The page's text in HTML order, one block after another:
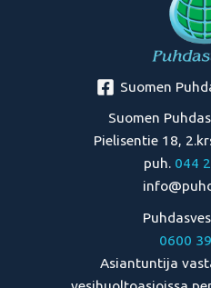
Suomen
Suomen
Pielisentie 18,
puh. 044
0600
Asiantuntija